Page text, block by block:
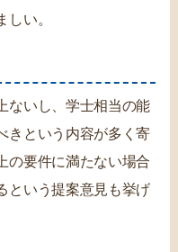
い。
ないし、学士相当の能
きという内容が多く寄
の要件に満たない場合
という提案意見も挙げ